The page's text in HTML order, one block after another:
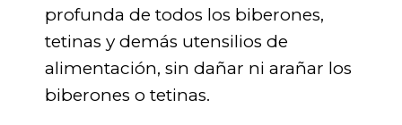
profunda de todos los biberones,
tetinas y demás utensilios de
alimentación, sin dañar ni arañar los
biberones o tetinas.